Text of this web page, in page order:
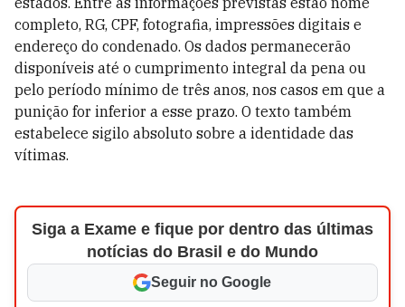
completo, RG, CPF, fotografia, impressões digitais e
endereço do condenado. Os dados permanecerão
disponíveis até o cumprimento integral da pena ou
pelo período mínimo de três anos, nos casos em que a
punição for inferior a esse prazo. O texto também
estabelece sigilo absoluto sobre a identidade das
vítimas.
Siga a Exame e fique por dentro das últimas
notícias do Brasil e do Mundo
Seguir no Google